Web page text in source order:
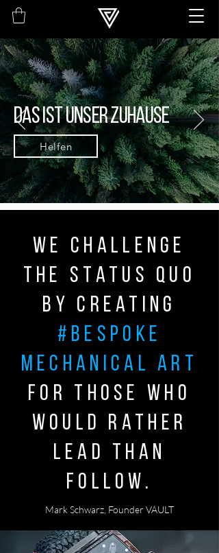
Das ist unser Zuhause
Helfen
We challenge
the status quo
by creating
#bespoke
mechanical art
for those who
would rather
lead than
follow.
Mark Schwarz, Founder VAULT